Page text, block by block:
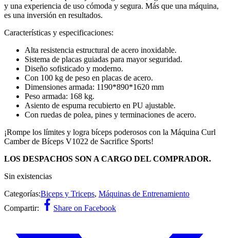
y una experiencia de uso cómoda y segura. Más que una máquina,
es una inversión en resultados.
Características y especificaciones:
Alta resistencia estructural de acero inoxidable.
Sistema de placas guiadas para mayor seguridad.
Diseño sofisticado y moderno.
Con 100 kg de peso en placas de acero.
Dimensiones armada: 1190*890*1620 mm
Peso armada: 168 kg.
Asiento de espuma recubierto en PU ajustable.
Con ruedas de polea, pines y terminaciones de acero.
¡Rompe los límites y logra bíceps poderosos con la Máquina Curl
Camber de Bíceps V1022 de Sacrifice Sports!
LOS DESPACHOS SON A CARGO DEL COMPRADOR.
Sin existencias
Categorías:Biceps y Triceps, Máquinas de Entrenamiento
Compartir:
Share on Facebook